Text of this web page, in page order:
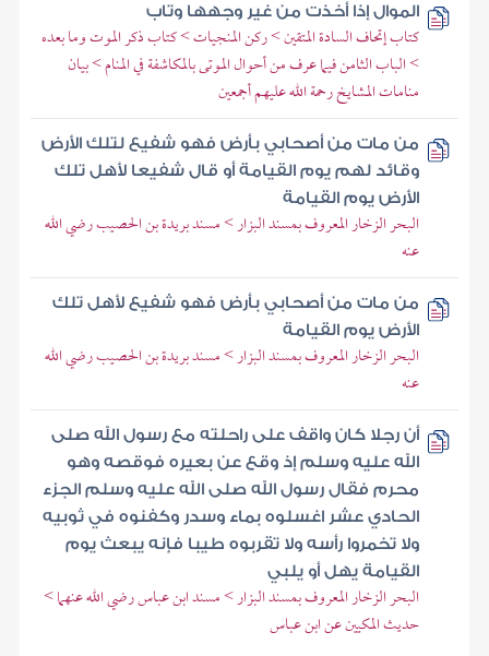
الموال إذا أخذت من غير وجهها وتاب
كتاب إتحاف السادة المتقين > ركن المنجيات > كتاب ذكر الموت وما بعده
> الباب الثامن فيما عرف من أحوال الموتى بالمكاشفة في المنام > بيان
منامات المشايخ رحمة الله عليهم أجمعين
من مات من أصحابي بأرض فهو شفيع لتلك الأرض
وقائد لهم يوم القيامة أو قال شفيعا لأهل تلك
الأرض يوم القيامة
البحر الزخار المعروف بمسند البزار > مسند بريدة بن الحصيب رضي الله
عنه
من مات من أصحابي بأرض فهو شفيع لأهل تلك
الأرض يوم القيامة
البحر الزخار المعروف بمسند البزار > مسند بريدة بن الحصيب رضي الله
عنه
أن رجلا كان واقف على راحلته مع رسول الله صلى
الله عليه وسلم إذ وقع عن بعيره فوقصه وهو
محرم فقال رسول الله صلى الله عليه وسلم الجزء
الحادي عشر اغسلوه بماء وسدر وكفنوه في ثوبيه
ولا تخمروا رأسه ولا تقربوه طيبا فإنه يبعث يوم
القيامة يهل أو يلبي
البحر الزخار المعروف بمسند البزار > مسند ابن عباس رضي الله عنهما >
حديث المكيين عن ابن عباس